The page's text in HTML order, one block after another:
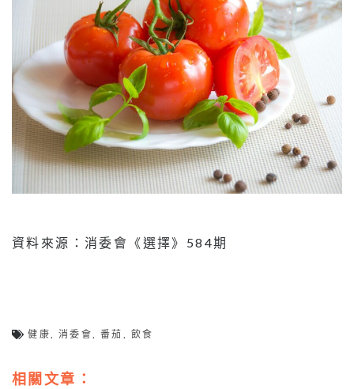
資料來源：消委會《選擇》584期
健康 ,消委會 ,番茄 飲食
相關文章：